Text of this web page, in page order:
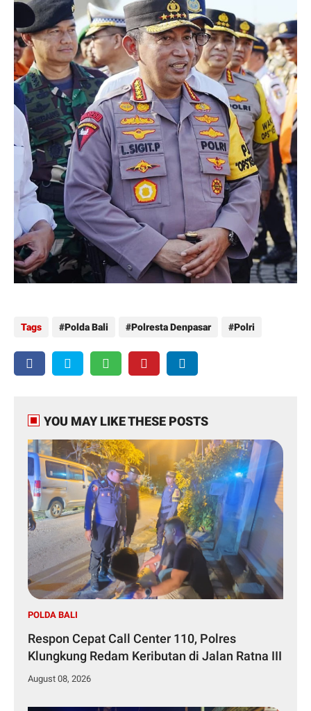
Tags Polda Bali Polresta Denpasar Polri
YOU MAY LIKE THESE POSTS
POLDA BALI
Respon Cepat Call Center 110, Polres
Klungkung Redam Keributan di Jalan Ratna III
August 08, 2026